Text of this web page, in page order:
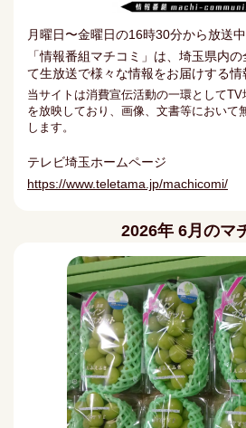
月曜日〜金曜日の16時30分から放送中
「情報番組マチコミ」は、埼玉県内
て生放送で様々な情報をお届けする情
当サイトは消費宣伝活動の一環として
を放映しており、画像、文書等において
します。
テレビ埼玉ホームページ
https://www.teletama.jp/machicomi/
2026年 6月のマ